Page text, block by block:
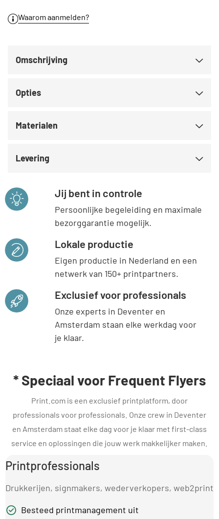
Waarom aanmelden?
Omschrijving
Opties
Materialen
Levering
Jij bent in controle
Persoonlijke begeleiding en maximale
bezorggarantie mogelijk.
Lokale productie
Eigen productie in Nederland en een
netwerk van 150+ printpartners.
Exclusief voor professionals
Onze experts in Deventer en
Amsterdam staan elke werkdag voor
je klaar.
* Speciaal voor Frequent Flyers
Print.com is een exclusief printplatform, door
professionals voor professionals. Onze crew in Deventer
en Amsterdam staat elke dag voor je klaar met first-class
service en oplossingen die jouw werk makkelijker maken.
Printprofessionals
Drukkerijen, signmakers, wederverkopers, web2print
Besteed printmanagement uit